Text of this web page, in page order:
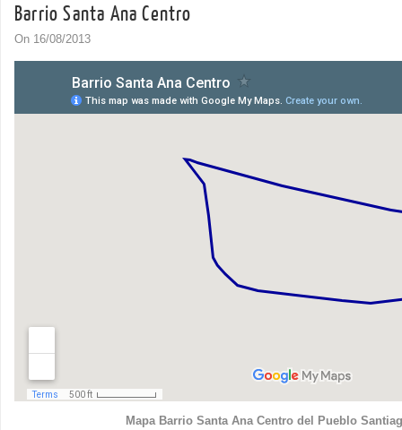
Barrio Santa Ana Centro
On 16/08/2013
Mapa Barrio Santa Ana Centro del Pueblo